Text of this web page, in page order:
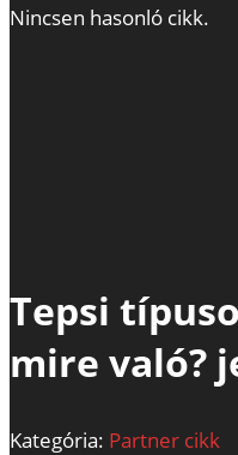
Nincsen hasonló cikk.
Tepsi
mire való?
Kategória: Partner cikk